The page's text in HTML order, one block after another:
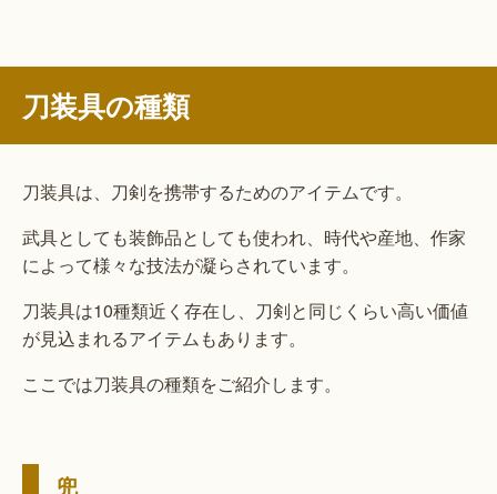
刀装具の種類
刀装具は、刀剣を携帯するためのアイテムです。
武具としても装飾品としても使われ、時代や産地、作家
によって様々な技法が凝らされています。
刀装具は10種類近く存在し、刀剣と同じくらい高い価値
が見込まれるアイテムもあります。
ここでは刀装具の種類をご紹介します。
兜